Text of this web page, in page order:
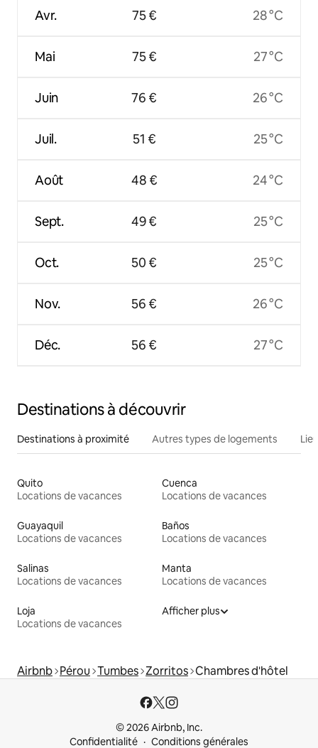
Avr.
Mai
Juin
Juil.
Août
Sept.
Oct.
Nov.
Déc.
75 €
75 €
76 €
51 €
48 €
49 €
50 €
56 €
56 €
28 °C
27 °C
26 °C
25 °C
24 °C
25 °C
25 °C
26 °C
27 °C
Destinations à découvrir
Destinations à proximité Autres types de logements
Quito
Locations de vacances
Cuenca
Locations de vacances
Guayaquil
Locations de vacances
Baños
Locations de vacances
Salinas
Locations de vacances
Manta
Locations de vacances
Loja
Locations de vacances
Afficher plus
Airbnb Pérou Tumbes Zorritos Chambres d'hôtel
© 2026 Airbnb, Inc.
Confidentialité
Conditions générales